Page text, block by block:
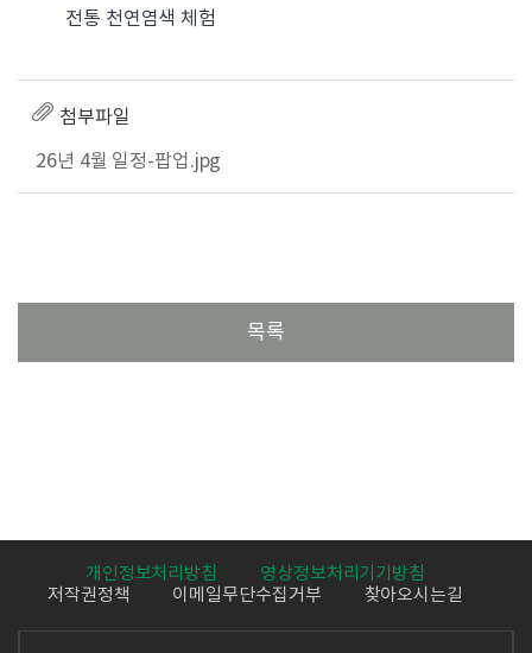
전통 천연염색 체험
첨부파일
26년 4월 일정-팝업.jpg
개인정보처리방침
영상정보처리기기방침
저작권정책
이메일무단수집거부 찾아오시는길